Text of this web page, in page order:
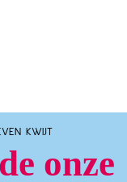
KWIJT
onze